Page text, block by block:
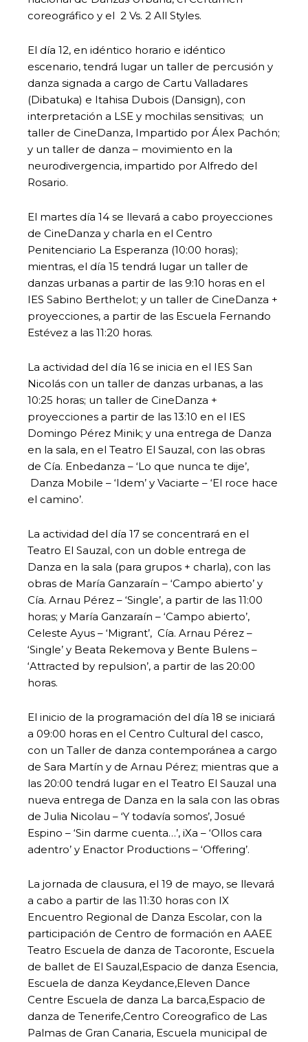
coreográfico y el 2 Vs. 2 All Styles.
El día 12, en idéntico horario e idéntico
escenario, tendrá lugar un taller de percusión y
danza signada a cargo de Cartu Valladares
(Dibatuka) e Itahisa Dubois (Dansign), con
interpretación a LSE y mochilas sensitivas; un
taller de CineDanza, Impartido por Álex Pachón;
y un taller de danza – movimiento en la
neurodivergencia, impartido por Alfredo del
Rosario.
El martes día 14 se llevará a cabo proyecciones
de CineDanza y charla en el Centro
Penitenciario La Esperanza (10:00 horas);
mientras, el día 15 tendrá lugar un taller de
danzas urbanas a partir de las 9:10 horas en el
IES Sabino Berthelot; y un taller de CineDanza +
proyecciones, a partir de las Escuela Fernando
Estévez a las 11:20 horas.
La actividad del día 16 se inicia en el IES San
Nicolás con un taller de danzas urbanas, a las
10:25 horas; un taller de CineDanza +
proyecciones a partir de las 13:10 en el IES
Domingo Pérez Minik; y una entrega de Danza
en la sala, en el Teatro El Sauzal, con las obras
de Cía. Enbedanza – ‘Lo que nunca te dije’,
Danza Mobile – ‘Idem’ y Vaciarte – ‘El roce hace
el camino’.
La actividad del día 17 se concentrará en el
Teatro El Sauzal, con un doble entrega de
Danza en la sala (para grupos + charla), con las
obras de María Ganzaraín – ‘Campo abierto’ y
Cía. Arnau Pérez – ‘Single’, a partir de las 11:00
horas; y María Ganzaraín – ‘Campo abierto’,
Celeste Ayus – ‘Migrant’, Cía. Arnau Pérez –
‘Single’ y Beata Rekemova y Bente Bulens –
‘Attracted by repulsion’, a partir de las 20:00
horas.
El inicio de la programación del día 18 se iniciará
a 09:00 horas en el Centro Cultural del casco,
con un Taller de danza contemporánea a cargo
de Sara Martín y de Arnau Pérez; mientras que a
las 20:00 tendrá lugar en el Teatro El Sauzal una
nueva entrega de Danza en la sala con las obras
de Julia Nicolau – ‘Y todavía somos’, Josué
Espino – ‘Sin darme cuenta…’, iXa – ‘Ollos cara
adentro’ y Enactor Productions – ‘Offering’.
La jornada de clausura, el 19 de mayo, se llevará
a cabo a partir de las 11:30 horas con IX
Encuentro Regional de Danza Escolar, con la
participación de Centro de formación en AAEE
Teatro Escuela de danza de Tacoronte, Escuela
de ballet de El Sauzal,Espacio de danza Esencia,
Escuela de danza Keydance,Eleven Dance
Centre Escuela de danza La barca,Espacio de
danza de Tenerife,Centro Coreografico de Las
Palmas de Gran Canaria, Escuela municipal de